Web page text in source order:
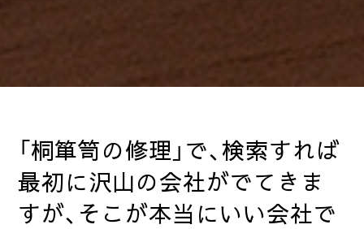
「桐箪笥の修理」で、検索すれば
最初に沢山の会社がでてきま
すが、そこが本当にいい会社で